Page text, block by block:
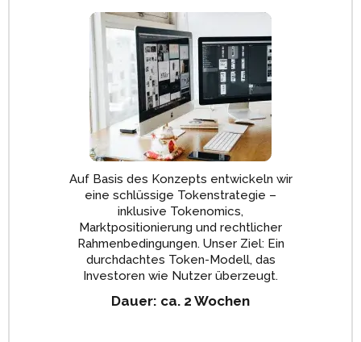
Auf Basis des Konzepts entwickeln wir
eine schlüssige Tokenstrategie –
inklusive Tokenomics,
Marktpositionierung und rechtlicher
Rahmenbedingungen. Unser Ziel: Ein
durchdachtes Token-Modell, das
Investoren wie Nutzer überzeugt.
Dauer: ca. 2 Wochen